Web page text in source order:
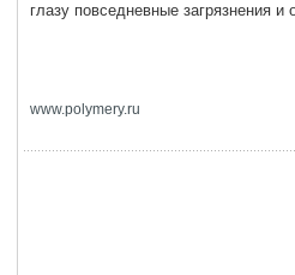
глазу повседневные загрязнения
www.polymery.ru